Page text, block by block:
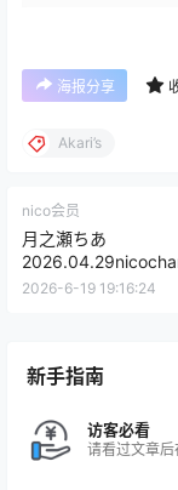
海报分享
Akari’s
nico会员
月之瀬ちあ
限定
2026-6-19 19:16:24
新手指南
访客必看
请看过文章